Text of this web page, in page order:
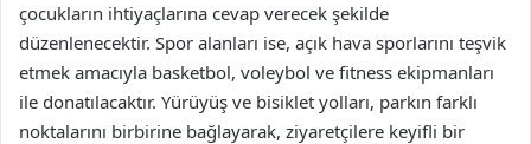
çocukların ihtiyaçlarına cevap verecek şekilde
düzenlenecektir. Spor alanları ise, açık hava sporlarını teşvik
etmek amacıyla basketbol, voleybol ve fitness ekipmanları
ile donatılacaktır. Yürüyüş ve bisiklet yolları, parkın farklı
noktalarını birbirine bağlayarak, ziyaretçilere keyifli bir